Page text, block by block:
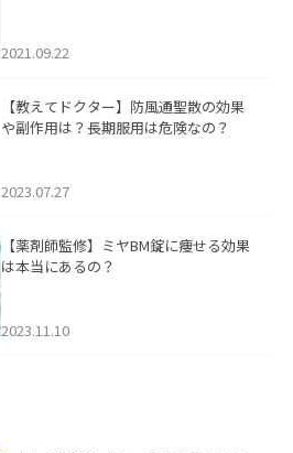
2021.09.22
【教えてドクター】防風通聖散の効果
や副作用は？長期服用は危険なの？
2023.07.27
【薬剤師監修】ミヤBM錠に痩せる効果
は本当にあるの？
2023.11.10